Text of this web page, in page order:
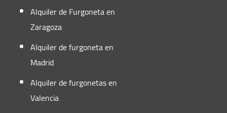
Alquiler de Furgoneta en
Zaragoza
Alquiler de furgoneta en
Madrid
Alquiler de furgonetas en
Valencia